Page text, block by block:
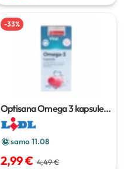
-33%
Optisana Omega 3 kapsule
60 kom
samo 11.08
2,99 € 4,49 €